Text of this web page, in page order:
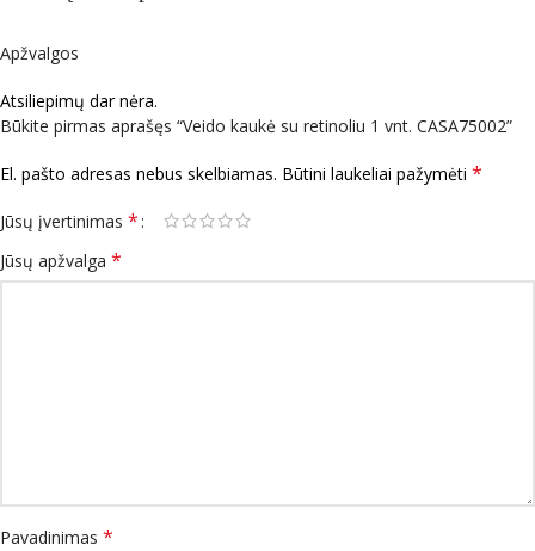
Apžvalgos
Atsiliepimų dar nėra.
Būkite pirmas aprašęs “Veido kaukė su retinoliu 1 vnt. CASA75002”
El. pašto adresas nebus skelbiamas. Būtini laukeliai pažymėti *
Jūsų įvertinimas *
Jūsų apžvalga *
Pavadinimas *